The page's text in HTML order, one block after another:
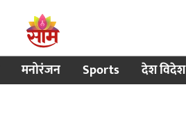
मनोरंजन Sports देश विदेश